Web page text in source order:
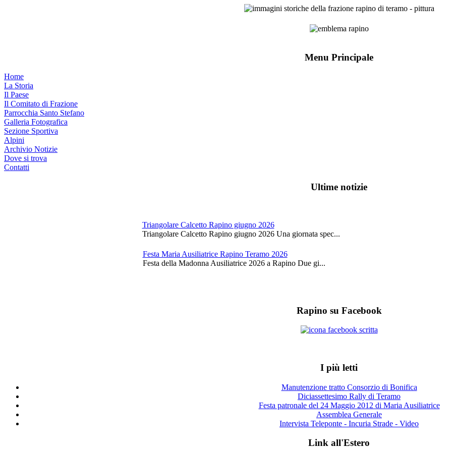
Menu Principale
Home
La Storia
Il Paese
Il Comitato di Frazione
Parrocchia Santo Stefano
Galleria Fotografica
Sezione Sportiva
Alpini
Archivio Notizie
Dove si trova
Contatti
Ultime notizie
Triangolare Calcetto Rapino giugno 2026
Triangolare Calcetto Rapino giugno 2026 Una giornata spec...
Festa Maria Ausiliatrice Rapino Teramo 2026
Festa della Madonna Ausiliatrice 2026 a Rapino Due gi...
Rapino su Facebook
I più letti
Manutenzione tratto Consorzio di Bonifica
Diciassettesimo Rally di Teramo
Festa patronale del 24 Maggio 2012 di Maria Ausiliatrice
Assemblea Generale
Intervista Teleponte - Incuria Strade - Video
Link all'Estero